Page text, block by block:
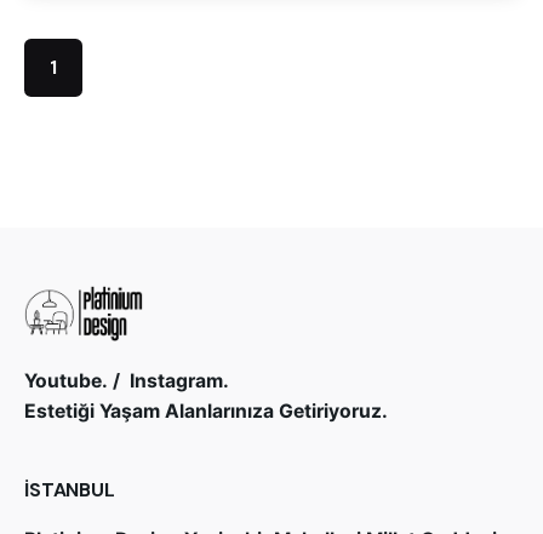
1
Youtube. / Instagram.
Estetiği Yaşam Alanlarınıza Getiriyoruz.
İSTANBUL